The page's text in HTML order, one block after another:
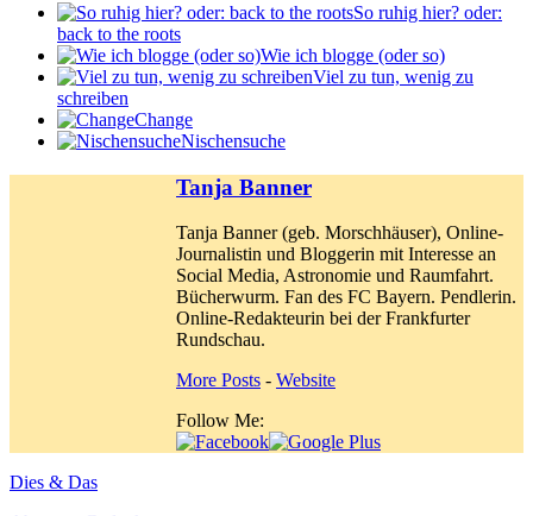
So ruhig hier? oder:
back to the roots
Wie ich blogge (oder so)
Viel zu tun, wenig zu
schreiben
Change
Nischensuche
Tanja Banner
Tanja Banner (geb. Morschhäuser), Online-
Journalistin und Bloggerin mit Interesse an
Social Media, Astronomie und Raumfahrt.
Bücherwurm. Fan des FC Bayern. Pendlerin.
Online-Redakteurin bei der Frankfurter
Rundschau.
More Posts - Website
Follow Me:
Dies & Das